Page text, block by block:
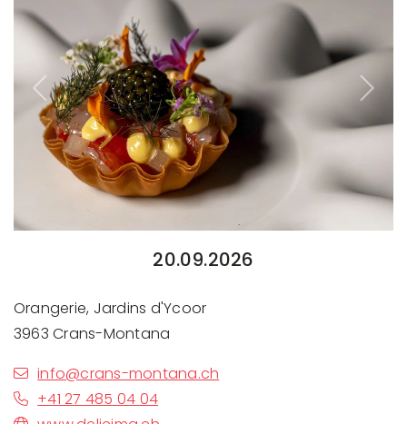
Previous Next
20.09.2026
Orangerie, Jardins d'Ycoor
3963 Crans-Montana
info@crans-montana.ch
+41 27 485 04 04